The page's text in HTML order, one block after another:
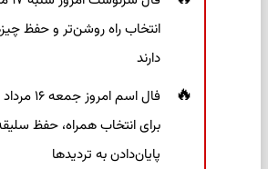
انتخاب راه روشن‌تر و حفظ
دارند
برای انتخاب همراه، حفظ
پایان‌دادن به تردیدها